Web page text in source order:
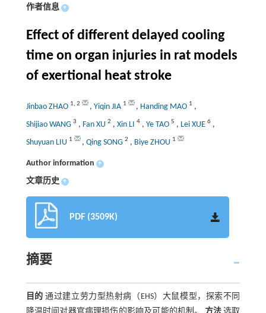
作者信息 +
Effect of different delayed cooling
time on organ injuries in rat models
of exertional heat stroke
Jinbao ZHAO 1, 2 , Yiqin JIA 1 , Handing MAO 1 ,
Shijiao WANG 3 , Fan XU 2 , Xin LI 4, Ye TAO 5 , Lei XUE 6,
Shuyuan LIU 1 , Qing SONG 2 , Biye ZHOU 1
Author information +
文章历史 +
PDF (3509K)
摘要
目的 通过建立劳力型热射病（EHS）大鼠模型，探索不同